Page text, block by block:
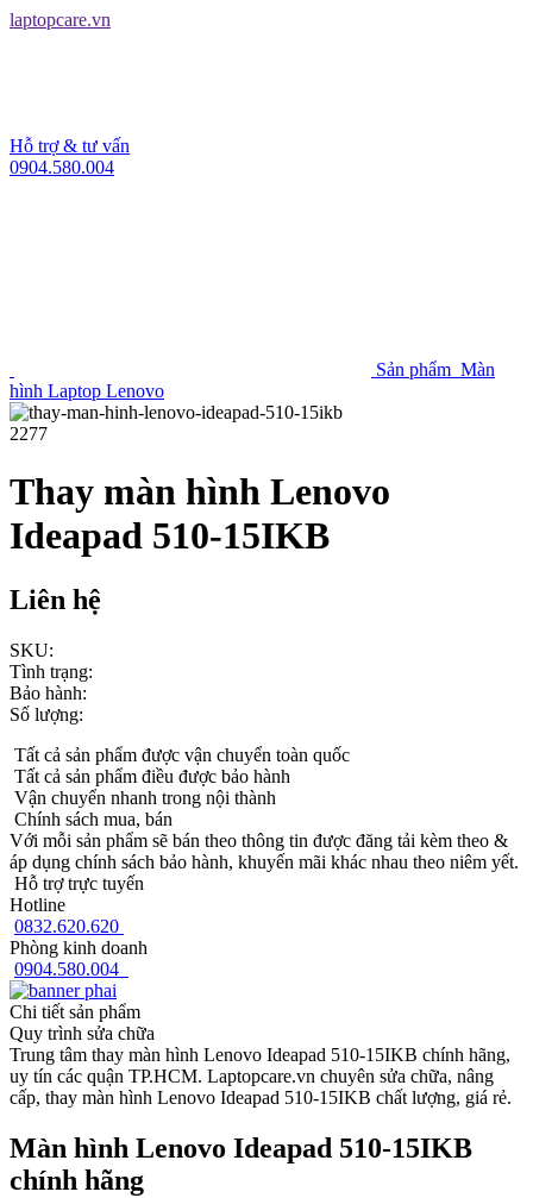
laptopcare.vn
Hỗ trợ & tư vấn
0904.580.004
Sản phẩm Màn
hình Laptop Lenovo
2277
Thay màn hình Lenovo
Ideapad 510-15IKB
Liên hệ
SKU:
Tình trạng:
Bảo hành:
Số lượng:
Tất cả sản phẩm được vận chuyển toàn quốc
Tất cả sản phẩm điều được bảo hành
Vận chuyển nhanh trong nội thành
Chính sách mua, bán
Với mỗi sản phẩm sẽ bán theo thông tin được đăng tải kèm theo &
áp dụng chính sách bảo hành, khuyến mãi khác nhau theo niêm yết.
Hỗ trợ trực tuyến
Hotline
0832.620.620
Phòng kinh doanh
0904.580.004
Chi tiết sản phẩm
Quy trình sửa chữa
Trung tâm thay màn hình Lenovo Ideapad 510-15IKB chính hãng,
uy tín các quận TP.HCM. Laptopcare.vn chuyên sửa chữa, nâng
cấp, thay màn hình Lenovo Ideapad 510-15IKB chất lượng, giá rẻ.
Màn hình Lenovo Ideapad 510-15IKB
chính hãng